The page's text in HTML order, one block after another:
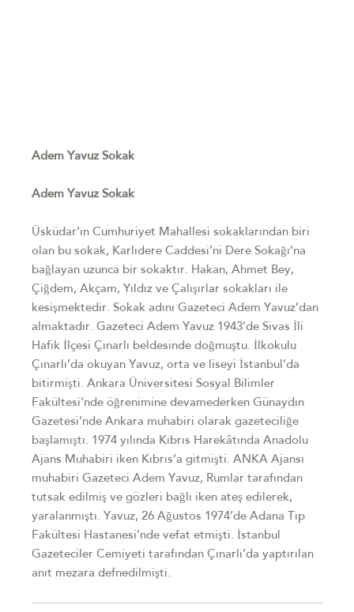
Adem Yavuz Sokak
Adem Yavuz Sokak
Üsküdar’ın Cumhuriyet Mahallesi sokaklarından biri
olan bu sokak, Karlıdere Caddesi’ni Dere Sokağı’na
bağlayan uzunca bir sokaktır. Hakan, Ahmet Bey,
Çiğdem, Akçam, Yıldız ve Çalışırlar sokakları ile
kesişmektedir. Sokak adını Gazeteci Adem Yavuz’dan
almaktadır. Gazeteci Adem Yavuz 1943’de Sivas İli
Hafik İlçesi Çınarlı beldesinde doğmuştu. İlkokulu
Çınarlı’da okuyan Yavuz, orta ve liseyi İstanbul’da
bitirmişti. Ankara Üniversitesi Sosyal Bilimler
Fakültesi’nde öğrenimine devamederken Günaydın
Gazetesi’nde Ankara muhabiri olarak gazeteciliğe
başlamıştı. 1974 yılında Kıbrıs Harekâtında Anadolu
Ajans Muhabiri iken Kıbrıs’a gitmişti. ANKA Ajansı
muhabiri Gazeteci Adem Yavuz, Rumlar tarafından
tutsak edilmiş ve gözleri bağlı iken ateş edilerek,
yaralanmıştı. Yavuz, 26 Ağustos 1974’de Adana Tıp
Fakültesi Hastanesi’nde vefat etmişti. İstanbul
Gazeteciler Cemiyeti tarafından Çınarlı’da yaptırılan
anıt mezara defnedilmişti.